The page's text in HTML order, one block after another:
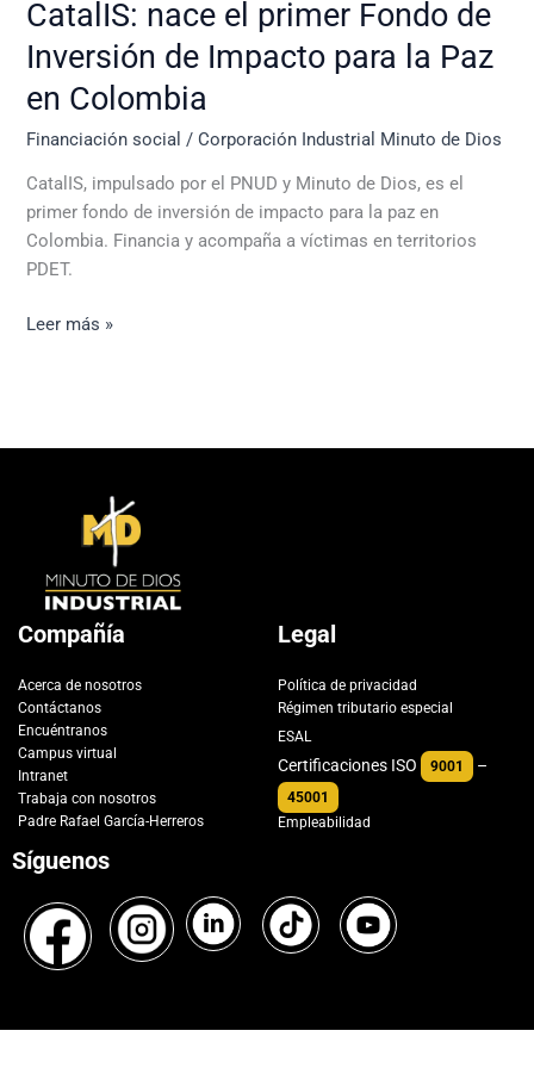
CatalIS: nace el primer Fondo de
Inversión de Impacto para la Paz
en Colombia
Financiación social /Corporación Industrial Minuto de Dios
CatalIS, impulsado por el PNUD y Minuto de Dios, es el
primer fondo de inversión de impacto para la paz en
Colombia. Financia y acompaña a víctimas en territorios
PDET.
Paz
en
Colombia
Leer más »
Compañía
Acerca de nosotros
Contáctanos
Encuéntranos
Campus virtual
Intranet
Trabaja con nosotros
Padre Rafael García-Herreros
Legal
Política de privacidad
Régimen tributario especial
ESAL
Certificaciones ISO 9001 –
45001
Empleabilidad
Síguenos